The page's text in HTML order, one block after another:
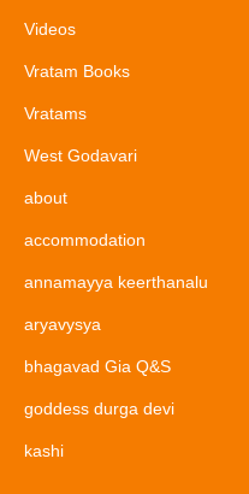
Videos
Vratam Books
Vratams
West Godavari
about
accommodation
annamayya keerthanalu
aryavysya
bhagavad Gia Q&S
goddess durga devi
kashi